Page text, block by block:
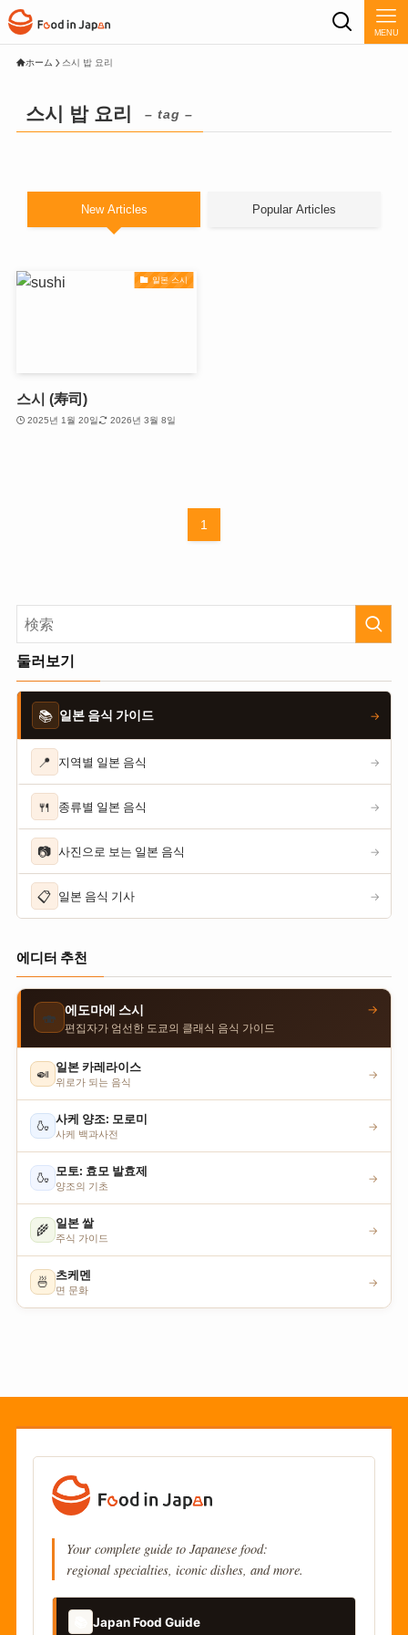
MENU
ホーム 스시 밥 요리
스시 밥 요리 – tag –
New Articles Popular Articles
일본 스시
스시 (寿司)
2025년 1월 20일 2026년 3월 8일
1
둘러보기
📚 일본 음식 가이드 →
📍 지역별 일본 음식 →
🍴 종류별 일본 음식 →
📷 사진으로 보는 일본 음식 →
📋 일본 음식 기사 →
에디터 추천
🍣 에도마에 스시
편집자가 엄선한 도쿄의 클래식 음식 가이드
→
🍛 일본 카레라이스
위로가 되는 음식
→
🍶 사케 양조: 모로미
사케 백과사전
→
🍶 모토: 효모 발효제
양조의 기초
→
🌾 일본 쌀
주식 가이드
→
🍜 츠케멘
면 문화
→
Your complete guide to Japanese food:
regional specialties, iconic dishes, and more.
Japan Food Guide